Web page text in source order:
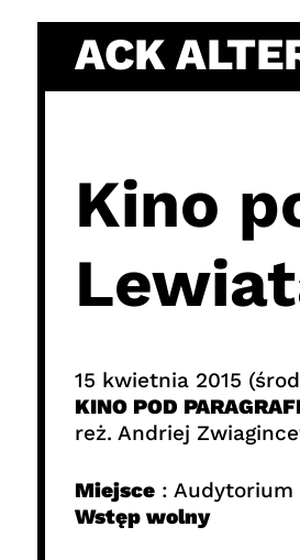
content
ACK
Kino
15 kwietnia 2015
KINO POD
reż. Andriej
Miejsce: Audytorium
Wstęp wolny